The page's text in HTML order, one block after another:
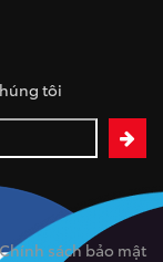
tôi
sách bảo mật